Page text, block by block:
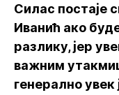
Силас постаје
Иванић ако
разлику, јер
важним
генерално